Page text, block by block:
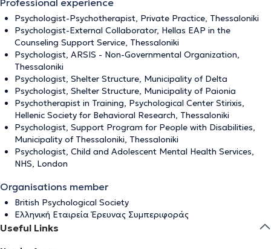
Psychologist-Psychotherapist, Private Practice, Thessaloniki
Psychologist-External Collaborator, Hellas EAP in the
Counseling Support Service, Thessaloniki
Psychologist, ARSIS - Non-Governmental Organization,
Thessaloniki
Psychologist, Shelter Structure, Municipality of Delta
Psychologist, Shelter Structure, Municipality of Paionia
Psychotherapist in Training, Psychological Center Stirixis,
Hellenic Society for Behavioral Research, Thessaloniki
Psychologist, Support Program for People with Disabilities,
Municipality of Thessaloniki, Thessaloniki
Psychologist, Child and Adolescent Mental Health Services,
NHS, London
Organisations member
British Psychological Society
Ελληνική Εταιρεία Έρευνας Συμπεριφοράς
Useful Links